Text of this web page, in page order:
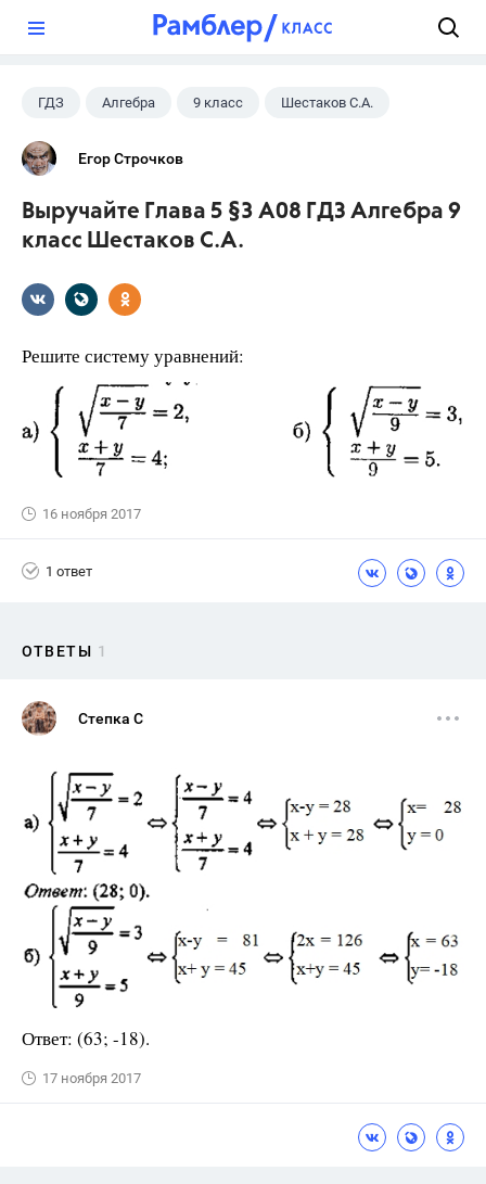
ГДЗ Алгебра 9 класс Шестаков С.А.
Егор Строчков
Выручайте Глава 5 §3 А08 ГДЗ Алгебра 9
класс Шестаков С.А.
Решите систему уравнений:
16 ноября 2017
1 ответ
ОТВЕТЫ 1
Степка С
Ответ: (63; -18).
17 ноября 2017